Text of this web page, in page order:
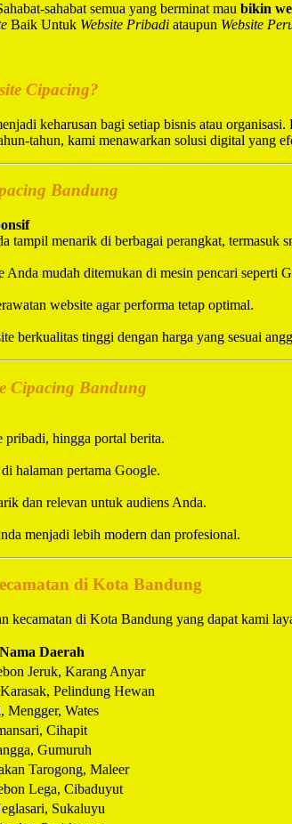
sahabat semua yang berminat mau bikin
Baik Untuk Website Pribadi ataupun Website
Cipacing?
keharusan bagi setiap bisnis atau organisasi.
tahun, kami menawarkan solusi digital yang
Bandung
tampil menarik di berbagai perangkat, termasuk
Anda mudah ditemukan di mesin pencari seperti
website agar performa tetap optimal.
berkualitas tinggi dengan harga yang sesuai
Cipacing Bandung
hingga portal berita.
halaman pertama Google.
dan relevan untuk audiens Anda.
menjadi lebih modern dan profesional.
di Kota Bandung
kecamatan di Kota Bandung yang dapat kami
Nama Daerah
Jeruk, Karang Anyar
Pelindung Hewan
Mengger, Wates
Cihapit
Gumuruh
Tarogong, Maleer
Lega, Cibaduyut
Sukaluyu